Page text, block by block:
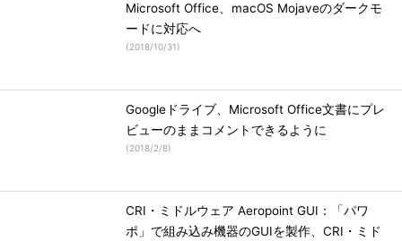
Microsoft Office、macOS Mojaveのダークモ
ードに対応へ
(2018/10/31)
Googleドライブ、Microsoft Office文書にプレ
ビューのままコメントできるように
(2018/2/8)
CRI・ミドルウェア Aeropoint GUI：「パワ
ポ」で組み込み機器のGUIを製作、CRI・ミド